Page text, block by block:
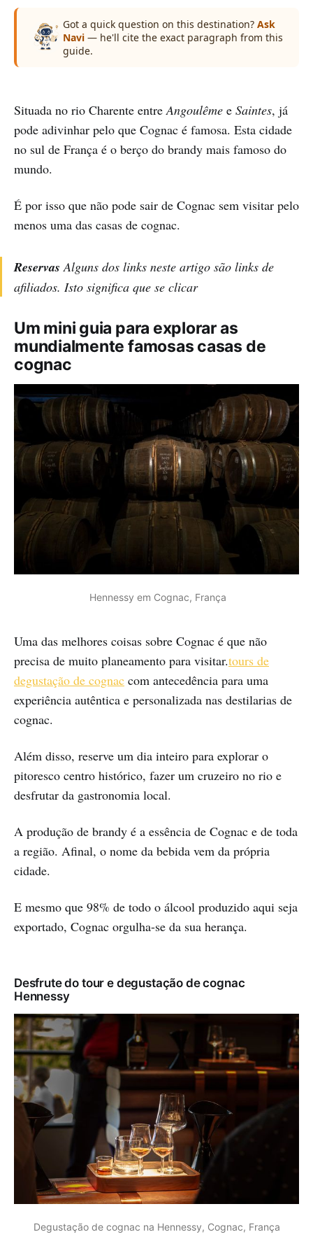
Got a quick question on this destination? Ask
Navi — he'll cite the exact paragraph from this
guide.
Situada no rio Charente entreAngoulême e Saintes, já
pode adivinhar pelo que Cognac é famosa. Esta cidade
no sul de França é o berço do brandy mais famoso do
mundo.
É por isso que não pode sair de Cognac sem visitar pelo
menos uma das casas de cognac.
ReservasAlguns dos links neste artigo são links de
afiliados. Isto significa que se clicar
Um mini guia para explorar as
mundialmente famosas casas de
cognac
Hennessy em Cognac, França
Uma das melhores coisas sobre Cognac é que não
precisa de muito planeamento para visitar.tours de
degustação de cognac com antecedência para uma
experiência autêntica e personalizada nas destilarias de
cognac.
Além disso, reserve um dia inteiro para explorar o
pitoresco centro histórico, fazer um cruzeiro no rio e
desfrutar da gastronomia local.
A produção de brandy é a essência de Cognac e de toda
a região. Afinal, o nome da bebida vem da própria
cidade.
E mesmo que 98% de todo o álcool produzido aqui seja
exportado, Cognac orgulha-se da sua herança.
Desfrute do tour e degustação de cognac
Hennessy
Degustação de cognac na Hennessy, Cognac, França